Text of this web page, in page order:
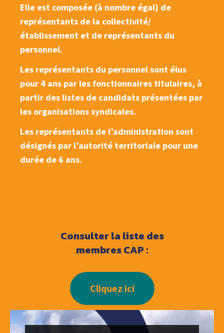
Elle est composée (à nombre égal) de
représentants de la collectivité/
établissement et de représentants du
personnel.
Les représentants du personnel sont élus
pour 4 ans par les fonctionnaires titulaires, à
partir des listes de candidats présentées par
les organisations syndicales.
Les représentants de l’administration sont
désignés par l’autorité territoriale pour une
durée de 6 ans.
Consulter la liste des
membres CAP :
Cliquez ici